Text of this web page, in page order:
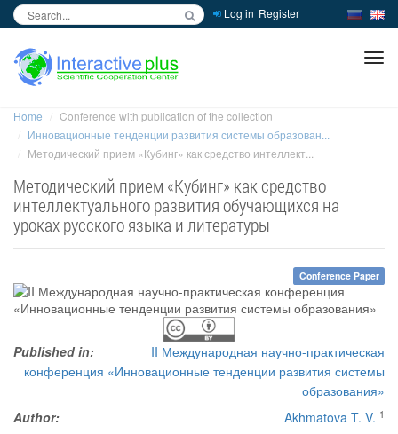
Log in Register
Home
Conference with publication of the collection
Инновационные тенденции развития системы образован...
Методический прием «Кубинг» как средство интеллект...
Методический прием «Кубинг» как средство
интеллектуального развития обучающихся на
уроках русского языка и литературы
Conference Paper
Published in:
II Международная научно-практическая
конференция «Инновационные тенденции развития системы
образования»
Author:
Akhmatova T. V. 1